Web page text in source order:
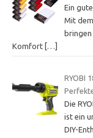
Ein
Mit
Komfort […]
RYOBI
Die
ist ein
DIY-